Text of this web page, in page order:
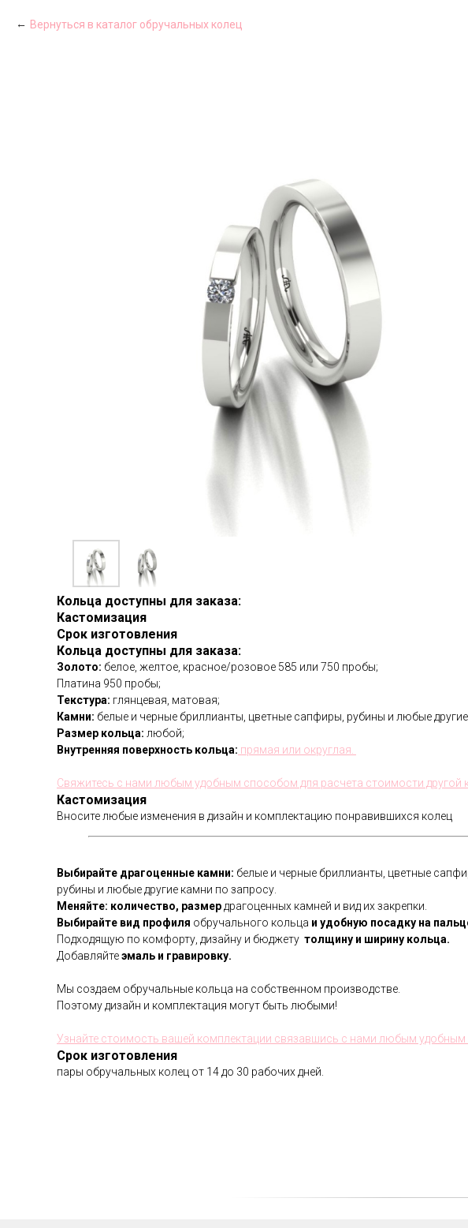
Вернуться в каталог обручальных колец
Кольца доступны для заказа:
Кастомизация
Срок изготовления
Кольца доступны для заказа:
Золото: белое, желтое, красное/розовое 585 или 750 пробы;
Платина 950 пробы;
Текстура: глянцевая, матовая;
Камни: белые и черные бриллианты, цветные сапфиры, рубины и любые
Размер кольца: любой;
Внутренняя поверхность кольца: прямая или округлая.
Свяжитесь с нами любым удобным способом для расчета стоимости другой
Кастомизация
Вносите любые изменения в дизайн и комплектацию понравившихся колец
Выбирайте драгоценные камни: белые и черные бриллианты, цветные
рубины и любые другие камни по запросу.
Меняйте: количество, размердрагоценных камней и вид их закрепки.
Выбирайте вид профиля обручального кольца и удобную посадку на
Подходящую по комфорту, дизайну и бюджету толщину и ширину кольца.
Добавляйтеэмаль и гравировку.
Мы создаем обручальные кольца на собственном производстве.
Поэтому дизайн и комплектация могут быть любыми!
Узнайте стоимость вашей комплектации связавшись с нами любым
Срок изготовления
пары обручальных колец от 14 до 30 рабочих дней.